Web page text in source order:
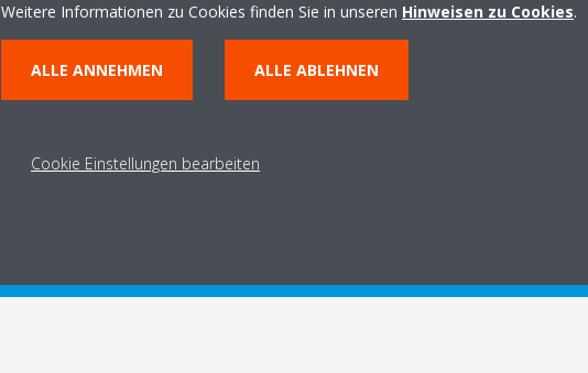
Technische Details
Weitere Informationen zu Cookies finden Sie in unseren Hinweisen zu Cookies.
ALLE ANNEHMEN ALLE ABLEHNEN
Cookie Einstellungen bearbeiten